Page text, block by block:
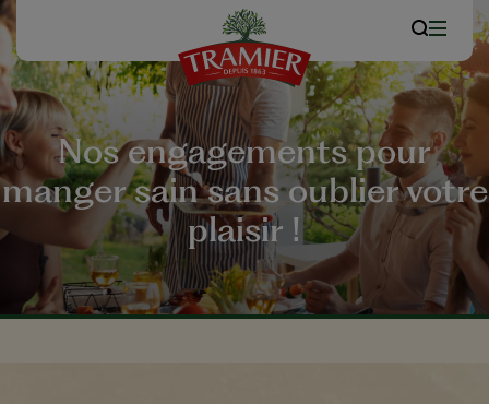
Nos engagements pour
manger sain sans oublier votre
plaisir !